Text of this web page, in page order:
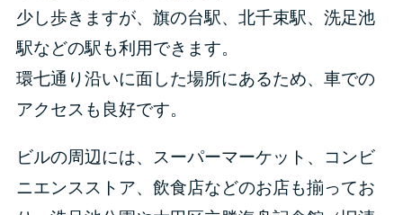
少し歩きますが、旗の台駅、北千束駅、洗足池
駅などの駅も利用できます。
環七通り沿いに面した場所にあるため、車での
アクセスも良好です。
ビルの周辺には、スーパーマーケット、コンビ
ニエンスストア、飲食店などのお店も揃ってお